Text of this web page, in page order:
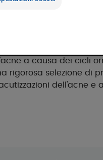
è studiato
a causa dei cicli
rigorosa selezione di
dell'acne e